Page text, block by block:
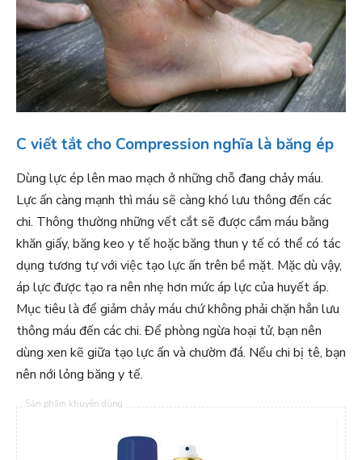
C viết tắt cho Compression nghĩa là băng ép
Dùng lực ép lên mao mạch ở những chỗ đang chảy máu.
Lực ấn càng mạnh thì máu sẽ càng khó lưu thông đến các
chi. Thông thường những vết cắt sẽ được cầm máu bằng
khăn giấy, băng keo y tế hoặc băng thun y tế có thể có tác
dụng tương tự với việc tạo lực ấn trên bề mặt. Mặc dù vậy,
áp lực được tạo ra nên nhẹ hơn mức áp lực của huyết áp.
Mục tiêu là để giảm chảy máu chứ không phải chặn hẳn lưu
thông máu đến các chi. Để phòng ngừa hoại tử, bạn nên
dùng xen kẽ giữa tạo lực ấn và chườm đá. Nếu chi bị tê, bạn
nên nới lỏng băng y tế.
Sản phẩm khuyên dùng